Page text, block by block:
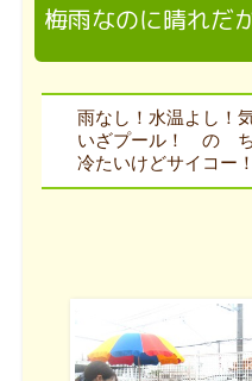
梅雨なのに晴れだ
雨なし！水温よし！
いざプール！ の ち
冷たいけどサイコー！